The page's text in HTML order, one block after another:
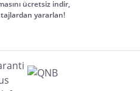
ücretsiz indir,
yararlan!